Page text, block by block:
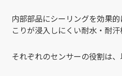
内部部品にシーリングを効果
こりが浸入しにくい耐水・耐汗
それぞれのセンサーの役割は、